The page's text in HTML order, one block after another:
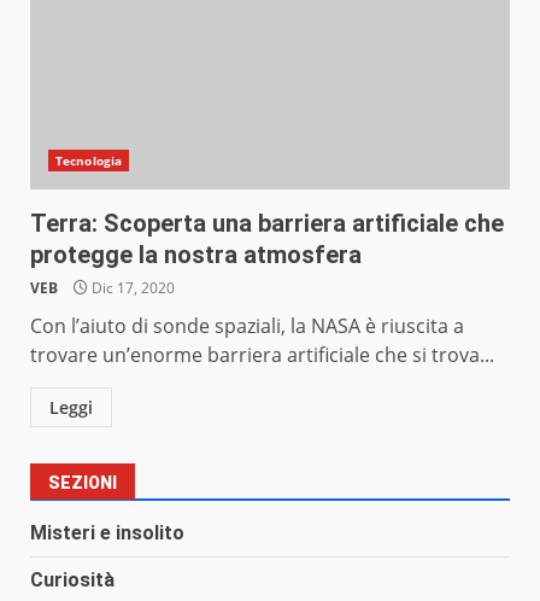
Tecnologia
Terra: Scoperta una barriera artificiale che
protegge la nostra atmosfera
VEB Dic 17, 2020
Con l’aiuto di sonde spaziali, la NASA è riuscita a
trovare un’enorme barriera artificiale che si trova...
Leggi
SEZIONI
Misteri e insolito
Curiosità